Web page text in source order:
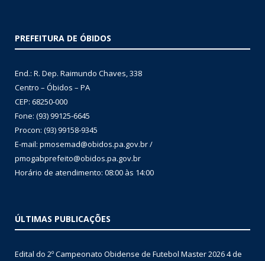
PREFEITURA DE ÓBIDOS
End.: R. Dep. Raimundo Chaves, 338
Centro – Óbidos – PA
CEP: 68250-000
Fone: (93) 99125-6645
Procon: (93) 99158-9345
E-mail: pmosemad@obidos.pa.gov.br /
pmogabprefeito@obidos.pa.gov.br
Horário de atendimento: 08:00 às 14:00
ÚLTIMAS PUBLICAÇÕES
Edital do 2º Campeonato Obidense de Futebol Master 20264 de